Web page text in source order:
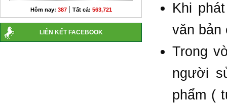
Hôm nay: 387| Tất cả: 563,721
LIÊN KẾT FACEBOOK
Khi
văn bản
Trong
người
phẩm (